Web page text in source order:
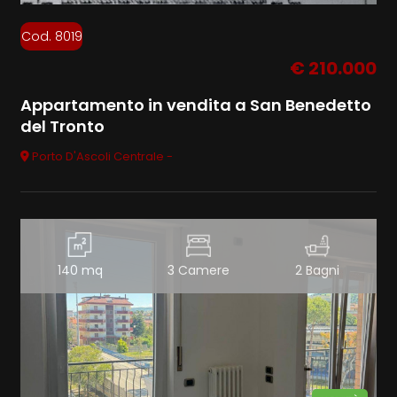
Cod. 8019
€ 210.000
Appartamento in vendita a San Benedetto
del Tronto
Porto D'Ascoli Centrale -
140 mq 3 Camere 2 Bagni